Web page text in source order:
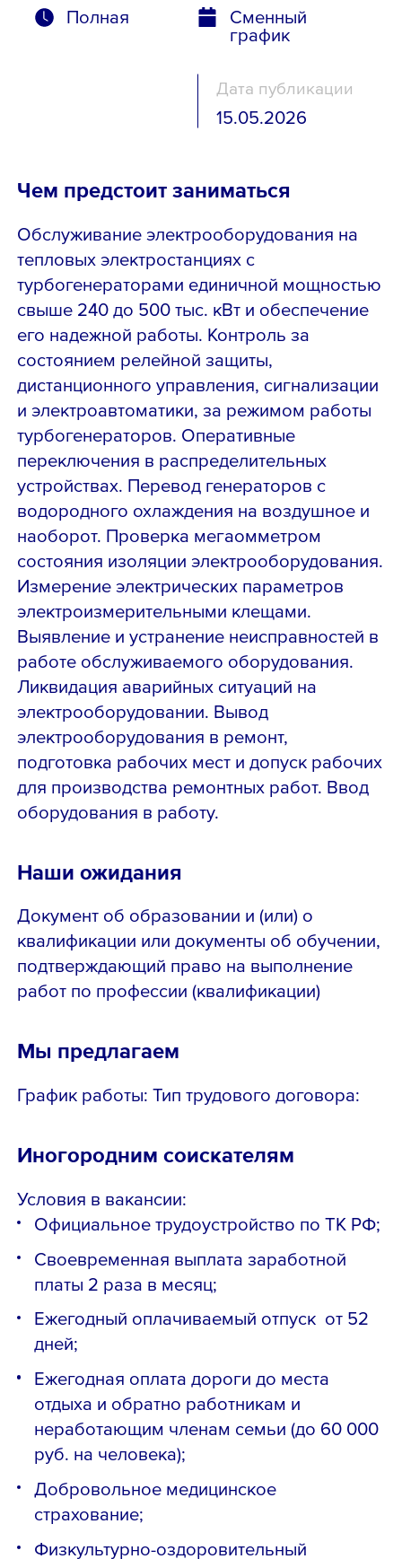
Полная Сменный
график
Дата публикации
15.05.2026
Чем предстоит заниматься
Обслуживание электрооборудования на
тепловых электростанциях с
турбогенераторами единичной мощностью
свыше 240 до 500 тыс. кВт и обеспечение
его надежной работы. Контроль за
состоянием релейной защиты,
дистанционного управления, сигнализации
и электроавтоматики, за режимом работы
турбогенераторов. Оперативные
переключения в распределительных
устройствах. Перевод генераторов с
водородного охлаждения на воздушное и
наоборот. Проверка мегаомметром
состояния изоляции электрооборудования.
Измерение электрических параметров
электроизмерительными клещами.
Выявление и устранение неисправностей в
работе обслуживаемого оборудования.
Ликвидация аварийных ситуаций на
электрооборудовании. Вывод
электрооборудования в ремонт,
подготовка рабочих мест и допуск рабочих
для производства ремонтных работ. Ввод
оборудования в работу.
Наши ожидания
Документ об образовании и (или) о
квалификации или документы об обучении,
подтверждающий право на выполнение
работ по профессии (квалификации)
Мы предлагаем
График работы: Тип трудового договора:
Иногородним соискателям
Условия в вакансии:
Официальное трудоустройство по ТК РФ;
Своевременная выплата заработной
платы 2 раза в месяц;
Ежегодный оплачиваемый отпуск от 52
дней;
Ежегодная оплата дороги до места
отдыха и обратно работникам и
неработающим членам семьи (до 60 000
руб. на человека);
Добровольное медицинское
страхование;
Физкультурно-оздоровительный